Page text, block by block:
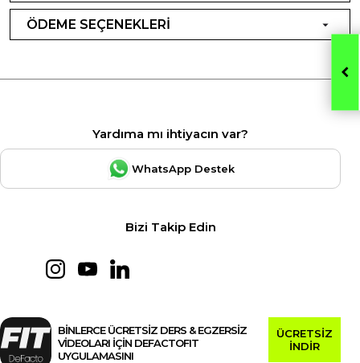
ÖDEME SEÇENEKLERİ
Yardıma mı ihtiyacın var?
WhatsApp Destek
Bizi Takip Edin
BİNLERCE ÜCRETSİZ DERS & EGZERSİZ
VİDEOLARI İÇİN DEFACTOFIT
UYGULAMASINI
ÜCRETSİZ
İNDİR